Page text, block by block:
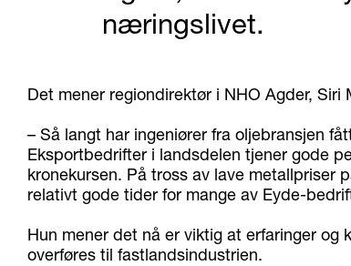
næringslivet.
Det mener regiondirektør i NHO Agder, Siri
– Så langt har ingeniører fra oljebransjen
Eksportbedrifter i landsdelen tjener gode
kronekursen. På tross av lave metallpriser
relativt gode tider for mange av Eyde-
Hun mener det nå er viktig at erfaringer og
overføres til fastlandsindustrien.